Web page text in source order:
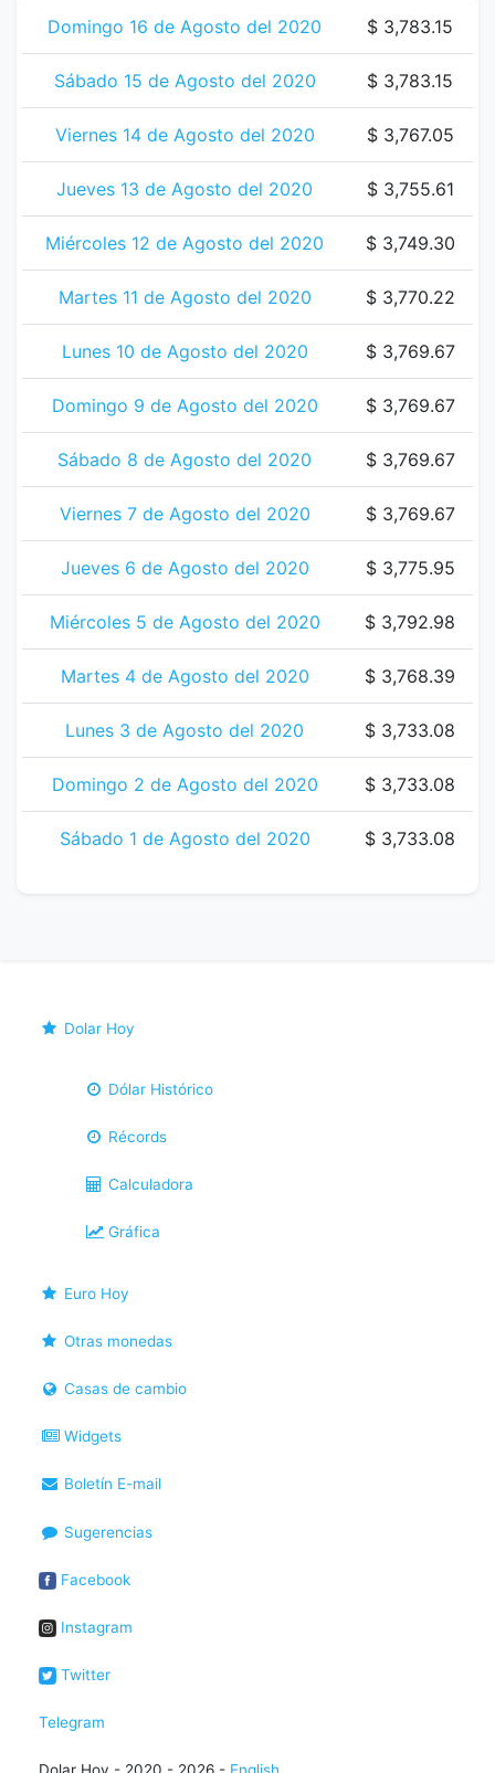
Domingo 16 de Agosto del 2020 $ 3,783.15
Sábado 15 de Agosto del 2020 $ 3,783.15
Viernes 14 de Agosto del 2020 $ 3,767.05
Jueves 13 de Agosto del 2020 $ 3,755.61
Miércoles 12 de Agosto del 2020 $ 3,749.30
Martes 11 de Agosto del 2020 $ 3,770.22
Lunes 10 de Agosto del 2020 $ 3,769.67
Domingo 9 de Agosto del 2020 $ 3,769.67
Sábado 8 de Agosto del 2020 $ 3,769.67
Viernes 7 de Agosto del 2020 $ 3,769.67
Jueves 6 de Agosto del 2020 $ 3,775.95
Miércoles 5 de Agosto del 2020 $ 3,792.98
Martes 4 de Agosto del 2020 $ 3,768.39
Lunes 3 de Agosto del 2020 $ 3,733.08
Domingo 2 de Agosto del 2020 $ 3,733.08
Sábado 1 de Agosto del 2020 $ 3,733.08
Dolar Hoy
Dólar Histórico
Récords
Calculadora
Gráfica
Euro Hoy
Otras monedas
Casas de cambio
Widgets
Boletín E-mail
Sugerencias
Facebook
Instagram
Twitter
Telegram